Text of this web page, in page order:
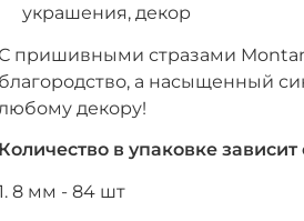
украшения, декор
С пришивными стразами
благородство, а насыщенный
любому декору!
Количество в упаковке
8 мм - 84 шт